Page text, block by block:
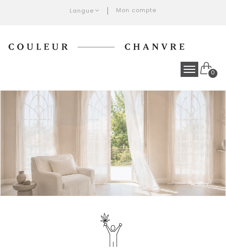
Langue Mon compte
0